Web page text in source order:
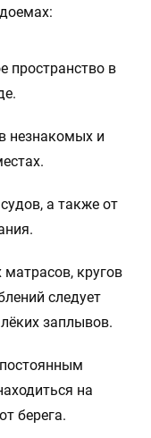
пространство в
незнакомых и
а также от
кругов
следует
заплывов.
на
берега.